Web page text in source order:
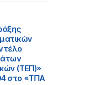
(ΤΕΠ)»
στο «ΤΠΑ